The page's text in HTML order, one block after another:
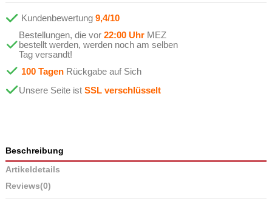
Kundenbewertung 9,4/10
Bestellungen, die vor 22:00 Uhr MEZ
bestellt werden, werden noch am selben
Tag versandt!
100 Tagen Rückgabe auf Sich
Unsere Seite ist SSL verschlüsselt
Beschreibung
Artikeldetails
Reviews(0)